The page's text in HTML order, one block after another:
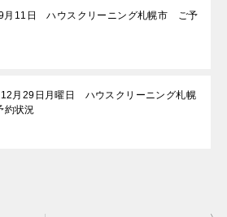
月11日 ハウスクリーニング札幌市 ご予
月29日月曜日 ハウスクリーニング札幌
状況